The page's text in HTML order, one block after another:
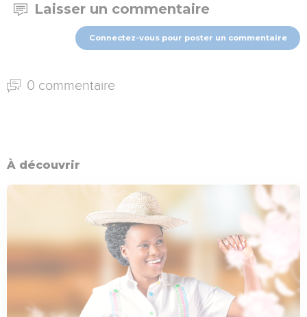
Laisser un commentaire
Connectez-vous pour poster un commentaire
0 commentaire
À découvrir